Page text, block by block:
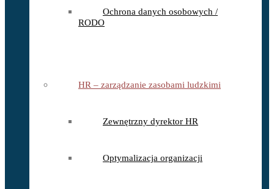
Ochrona danych osobowych /
RODO
HR – zarządzanie zasobami ludzkimi
Zewnętrzny dyrektor HR
Optymalizacja organizacji